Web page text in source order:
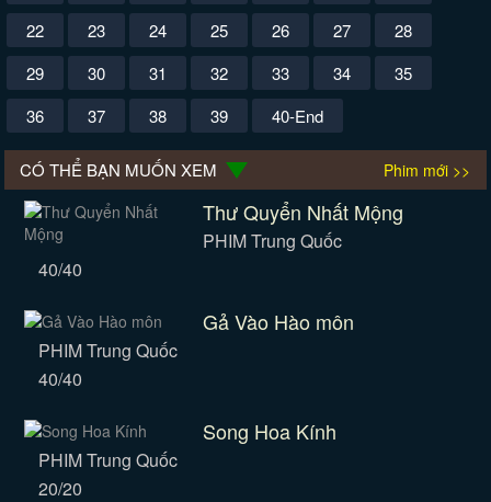
22
23 24 25 26 27
28
29
30 31 32 33 34
35
36
37 38 39 40-End
CÓ THỂ BẠN MUỐN XEM Phim mới >>
Thư Quyển Nhất Mộng
PHIM Trung Quốc
40/40
Gả Vào Hào môn
PHIM Trung Quốc
40/40
Song Hoa Kính
PHIM Trung Quốc
20/20